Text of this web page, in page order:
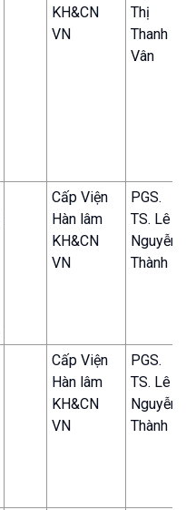
KH&CN
VN
Thị
Thanh
Vân
Cấp Viện
Hàn lâm
KH&CN
VN
PGS.
TS. Lê
Nguyễn
Thành
Cấp Viện
Hàn lâm
KH&CN
VN
PGS.
TS. Lê
Nguyễn
Thành